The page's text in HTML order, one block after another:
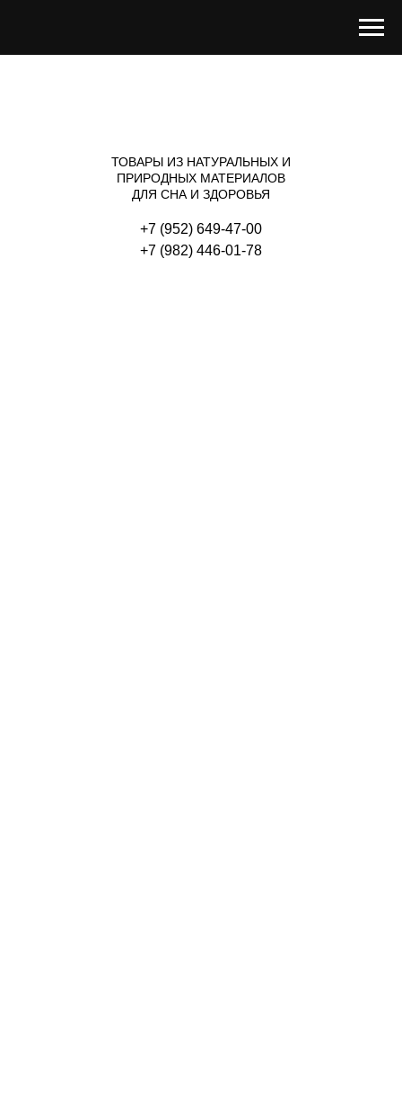
ТОВАРЫ ИЗ НАТУРАЛЬНЫХ И
ПРИРОДНЫХ МАТЕРИАЛОВ
ДЛЯ СНА И ЗДОРОВЬЯ
+7 (952) 649-47-00
+7 (982) 446-01-78